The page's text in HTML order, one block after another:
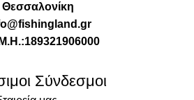
Θεσσαλονίκη
Σύνδεσμοι